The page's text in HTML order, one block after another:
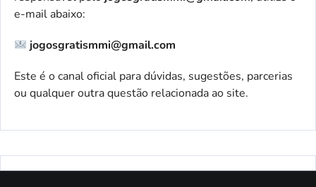
e-mail abaixo:
jogosgratismmi@gmail.com
Este é o canal oficial para dúvidas, sugestões, parcerias
ou qualquer outra questão relacionada ao site.